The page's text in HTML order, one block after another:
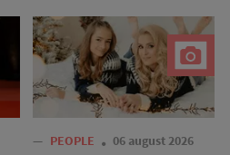
— PEOPLE 06 august 2026